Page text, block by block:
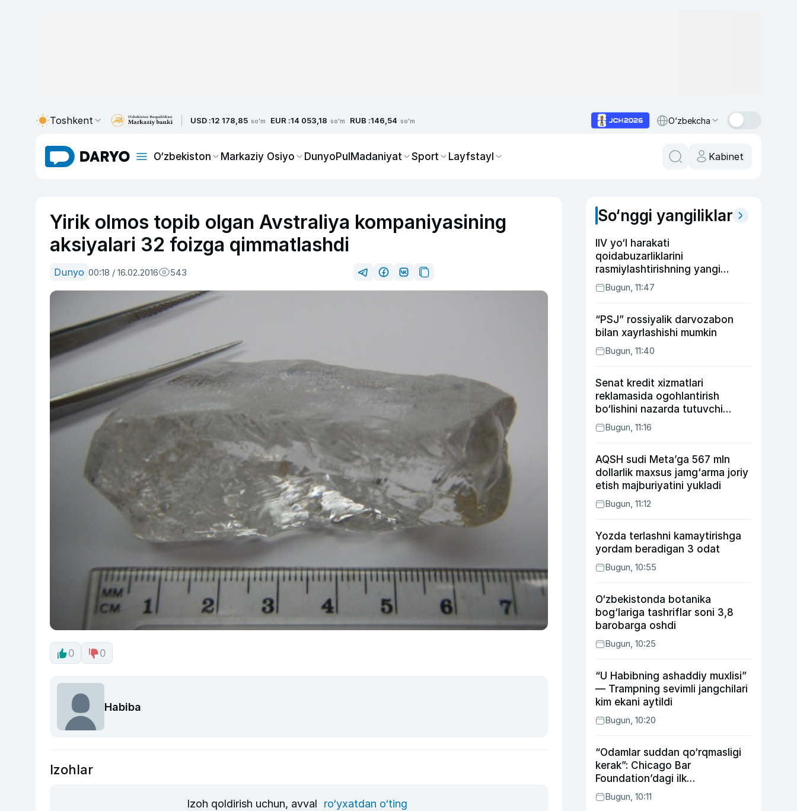
Toshkent USD :12 178,85 so'm EUR :14 053,18 so'm RUB :146,54 so'm O‘zbekcha
O‘zbekiston Markaziy Osiyo DunyoPulMadaniyat Sport Layfstayl Kabinet
Yirik olmos topib olgan Avstraliya kompaniyasining
aksiyalari 32 foizga qimmatlashdi
Dunyo 00:18 / 16.02.2016 543
0 0
Habiba
Izohlar
Izoh qoldirish uchun, avval ro‘yxatdan o‘ting
So‘nggi yangiliklar
IIV yo‘l harakati
qoidabuzarliklarini
rasmiylashtirishning yangi
tartibini taklif qildi
Bugun, 11:47
“PSJ” rossiyalik darvozabon
bilan xayrlashishi mumkin
Bugun, 11:40
Senat kredit xizmatlari
reklamasida ogohlantirish
bo‘lishini nazarda tutuvchi
qonunni ma’qulladi
Bugun, 11:16
AQSH sudi Meta’ga 567 mln
dollarlik maxsus jamg‘arma joriy
etish majburiyatini yukladi
Bugun, 11:12
Yozda terlashni kamaytirishga
yordam beradigan 3 odat
Bugun, 10:55
O‘zbekistonda botanika
bog‘lariga tashriflar soni 3,8
barobarga oshdi
Bugun, 10:25
“U Habibning ashaddiy muxlisi”
— Trampning sevimli jangchilari
kim ekani aytildi
Bugun, 10:20
“Odamlar suddan qo‘rqmasligi
kerak”: Chicago Bar
Foundation’dagi ilk
o‘zbekistonlik Go‘zal
Abduaxatova
Bugun, 10:11